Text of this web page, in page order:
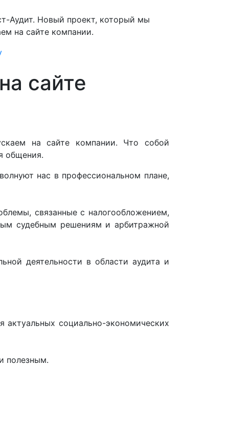
Аудит. Новый проект, который мы
на сайте компании.
сайте
на сайте компании. Что собой
общения.
нас в профессиональном плане,
связанные с налогообложением,
судебным решениям и арбитражной
деятельности в области аудита и
социально-экономических
полезным.